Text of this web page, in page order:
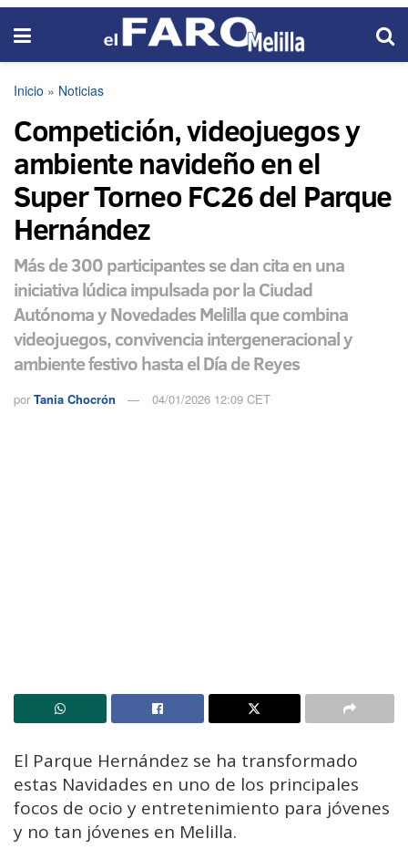
Inicio » Noticias
Competición, videojuegos y
ambiente navideño en el
Super Torneo FC26 del Parque
Hernández
Más de 300 participantes se dan cita en una
iniciativa lúdica impulsada por la Ciudad
Autónoma y Novedades Melilla que combina
videojuegos, convivencia intergeneracional y
ambiente festivo hasta el Día de Reyes
por Tania Chocrón 04/01/2026 12:09 CET
El Parque Hernández se ha transformado
estas Navidades en uno de los principales
focos de ocio y entretenimiento para jóvenes
y no tan jóvenes en Melilla.